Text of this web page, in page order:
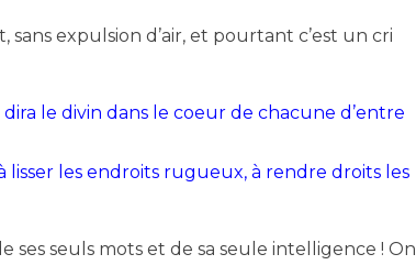
expulsion d’air, et pourtant c’est un cri
le divin dans le coeur de chacune d’entre
lisser les endroits rugueux, à rendre droits les
ses seuls mots et de sa seule intelligence ! On